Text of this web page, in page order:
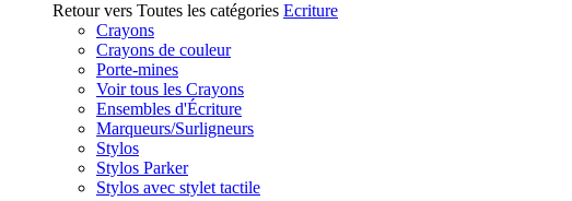
Retour vers Toutes les catégories Ecriture
Crayons
Crayons de couleur
Porte-mines
Voir tous les Crayons
Ensembles d'Écriture
Marqueurs/Surligneurs
Stylos
Stylos Parker
Stylos avec stylet tactile